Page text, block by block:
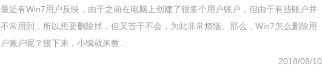
最近有Win7用户反映，由于之前在电脑上创建了很多个用户账户，但由于有些账户并
不常用到，所以想要删除掉，但又苦于不会，为此非常烦恼。那么，Win7怎么删除用
户账户呢？接下来，小编就来教...
2018/08/10